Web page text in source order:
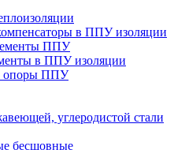
в ППУ изоляции
ППУ
в ППУ изоляции
опоры ППУ
углеродистой стали
бесшовные